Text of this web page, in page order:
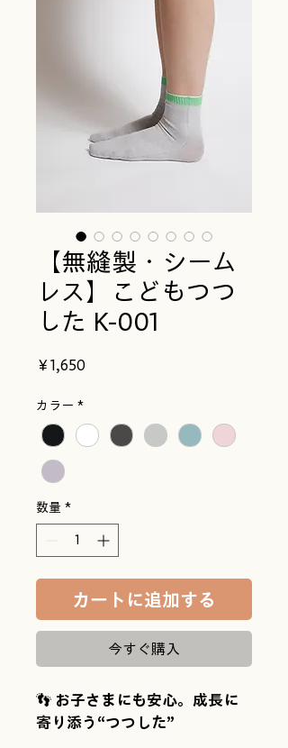
【無縫製・シーム
レス】こどもつつ
した K-001
￥1,650
カラー *
数量 *
カートに追加する
今すぐ購入
👣 お子さまにも安心。成長に
寄り添う“つつした”